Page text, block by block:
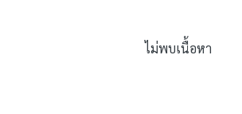
ไม่พบเนื้อหา